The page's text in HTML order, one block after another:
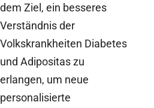
dem Ziel, ein besseres
Verständnis der
Volkskrankheiten Diabetes
und Adipositas zu
erlangen, um neue
personalisierte